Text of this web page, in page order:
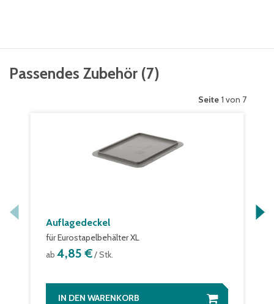
Passendes Zubehör (7)
Seite 1 von 7
Auflagedeckel
für Eurostapelbehälter XL
ab 4,85 €/ Stk.
IN DEN WARENKORB